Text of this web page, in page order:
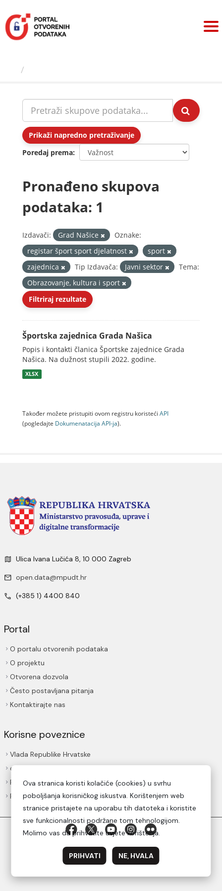
sadržaj
Prikaži napredno pretraživanje
Poredaj prema
Pronađeno skupova
podataka: 1
Izdavači: Grad Našice
Oznake:
registar šport sport djelatnost
sport
zajednica
Tip Izdavača: Javni sektor
Tema:
Obrazovanje, kultura i sport
Filtriraj rezultate
Športska zajednica Grada Našica
Popis i kontakti članica Športske zajednice Grada
Našica. Na dužnost stupili 2022. godine.
XLSX
Također možete pristupiti ovom registru koristeći API
(pogledajte Dokumenаtаcijа API-jа).